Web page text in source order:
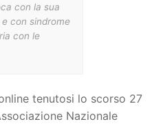
con la sua
con sindrome
con le
tenutosi lo scorso 27
Nazionale